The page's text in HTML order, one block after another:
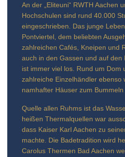
An der „Eliteuni“ RWTH Aachen
Hochschulen sind rund 40.000
eingeschrieben. Das junge
Pontviertel, dem beliebten
zahlreichen Cafés, Kneipen und
auch in den Gassen und auf den
ist immer viel los. Rund um Dom
zahlreiche Einzelhändler ebenso
namhafter Häuser zum Bummeln
Quelle allen Ruhms ist das
heißen Thermalquellen war
dass Kaiser Karl Aachen zu
machte. Die Badetradition wird
Carolus Thermen Bad Aachen